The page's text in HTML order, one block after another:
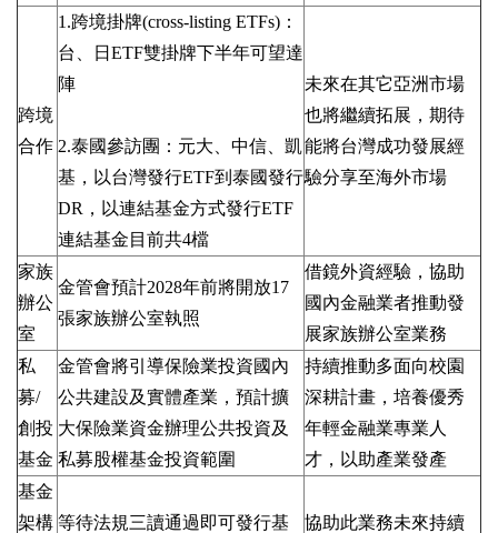
跨境
合作
1.跨境掛牌(cross-listing ETFs) ：
台、日 ETF雙掛牌下半年可望達
陣
2.泰國參訪團：元大、中信、凱
基，以台灣發行ETF到泰國發行
DR ，以連結基金方式發行ETF
連結基金目前共4檔
未來在其它亞洲市場
也將繼續拓展，期待
能將台灣成功發展經
驗分享至海外市場
家族
辦公
室
金管會預計2028年前將開放17
張家族辦公室執照
借鏡外資經驗，協助
國內金融業者推動發
展家族辦公室業務
私
募/
創投
基金
金管會將引導保險業投資國內
公共建設及實體產業，預計擴
大保險業資金辦理公共投資及
私募股權基金投資範圍
持續推動多面向校園
深耕計畫，培養優秀
年輕金融業專業人
才，以助產業發產
基金
架構 等待法規三讀通過即可發行基
協助此業務未來持續